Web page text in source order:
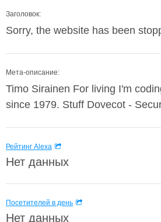
Заголовок:
Sorry, the website has been
Мета-описание:
Timo Sirainen For living I'm
since 1979. Stuff Dovecot -
Рейтинг Alexa
Нет данных
Посетителей в день
Нет данных